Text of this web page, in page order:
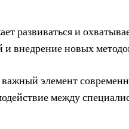
развиваться и
внедрение новых
элемент
между